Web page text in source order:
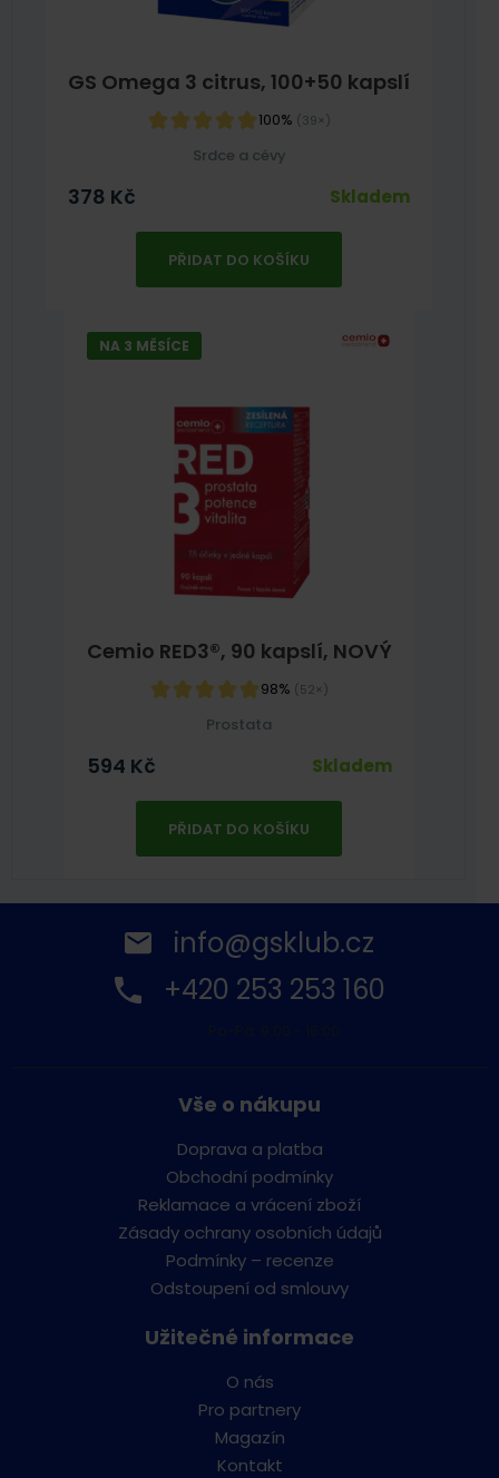
GS Omega 3 citrus, 100+50 kapslí
100% (39×)
Srdce a cévy
378 Kč Skladem
PŘIDAT DO KOŠÍKU
Cemio RED3®, 90 kapslí, NOVÝ
98% (52×)
NA 3 MĚSÍCE
Prostata
594 Kč Skladem
PŘIDAT DO KOŠÍKU
info@gsklub.cz
+420 253 253 160
Vše o nákupu
Doprava a platba
Obchodní podmínky
Reklamace a vrácení zboží
Zásady ochrany osobních údajů
Podmínky – recenze
Odstoupení od smlouvy
Užitečné informace
O nás
Pro partnery
Magazín
Kontakt